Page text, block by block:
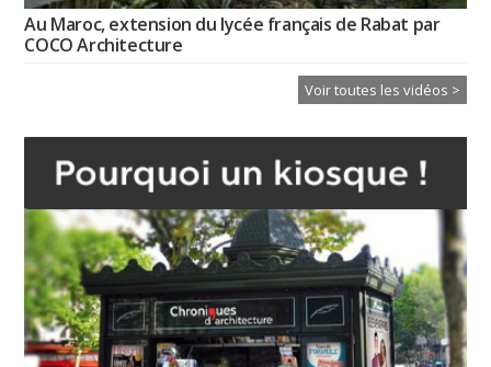
Au Maroc, extension du lycée français de Rabat par
COCO Architecture
Voir toutes les vidéos >